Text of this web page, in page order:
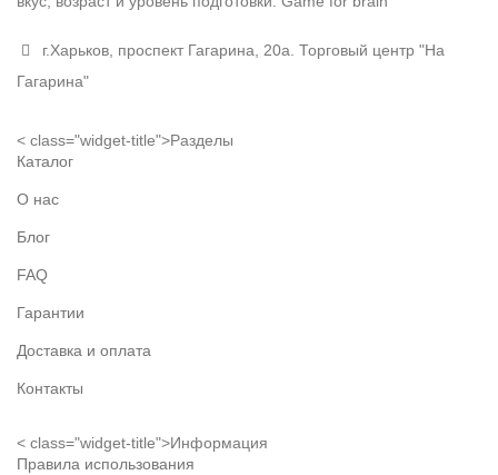
г.Харьков, проспект Гагарина, 20а. Торговый центр "На
Гагарина"
< class="widget-title">Разделы
Каталог
О нас
Блог
FAQ
Гарантии
Доставка и оплата
Контакты
< class="widget-title">Информация
Правила использования